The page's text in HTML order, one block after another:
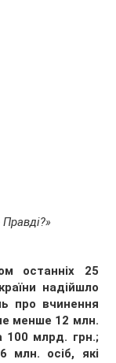
останніх 25
надійшло
про вчинення
менше 12 млн.
100 млрд. грн.;
млн. осіб, які